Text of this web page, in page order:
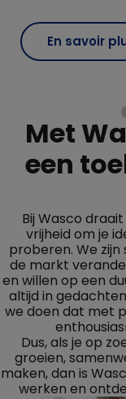
En savoir
Met
een
Bij Wasco
vrijheid om je
proberen. We zijn
de markt
en willen op een
altijd in
we doen dat met
Dus, als je op
groeien,
maken, dan is
werken en